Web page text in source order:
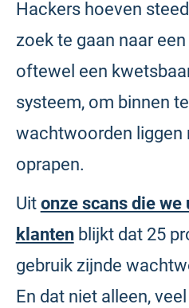
Hackers hoeven
zoek te gaan naar
oftewel een
systeem, om binnen
wachtwoorden liggen
oprapen.
Uit onze scans die we
klantenblijkt dat 25
gebruik zijnde
En dat niet alleen,